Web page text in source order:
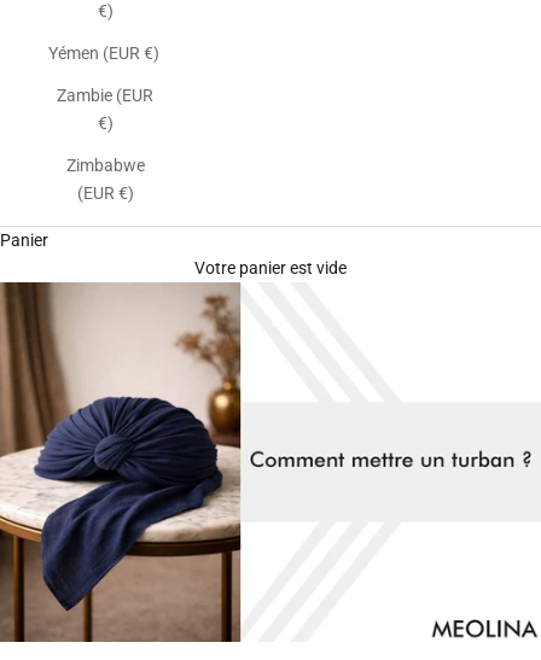
€)
Yémen (EUR €)
Zambie (EUR
€)
Zimbabwe
(EUR €)
Panier
Votre panier est vide